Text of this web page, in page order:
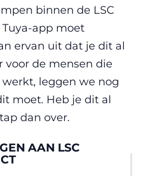
binnen de LSC
app moet
ervan uit dat je dit al
voor de mensen die
leggen we nog
moet. Heb je dit al
dan over.
AAN LSC